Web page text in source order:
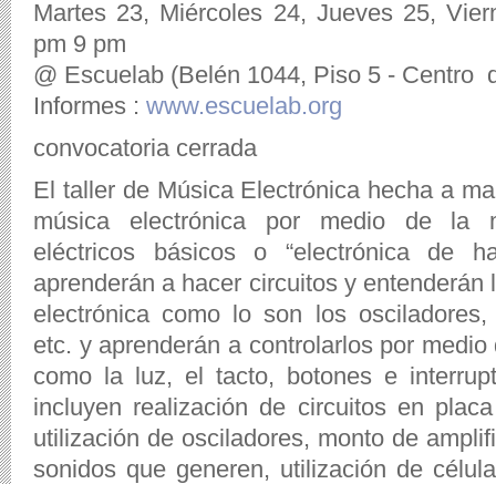
Martes 23, Miércoles 24, Jueves 25,
pm 9 pm
@ Escuelab (Belén 1044, Piso 5 - Centro
Informes : www.escuelab.org
convocatoria cerrada
El taller de Música Electrónica hecha a
música electrónica por medio de la
eléctricos básicos o “electrónica de
aprenderán a hacer circuitos y
electrónica como lo son los osciladores,
etc. y aprenderán a controlarlos por
como la luz, el tacto, botones e
incluyen realización de circuitos en
utilización de osciladores, monto de
sonidos que generen, utilización de